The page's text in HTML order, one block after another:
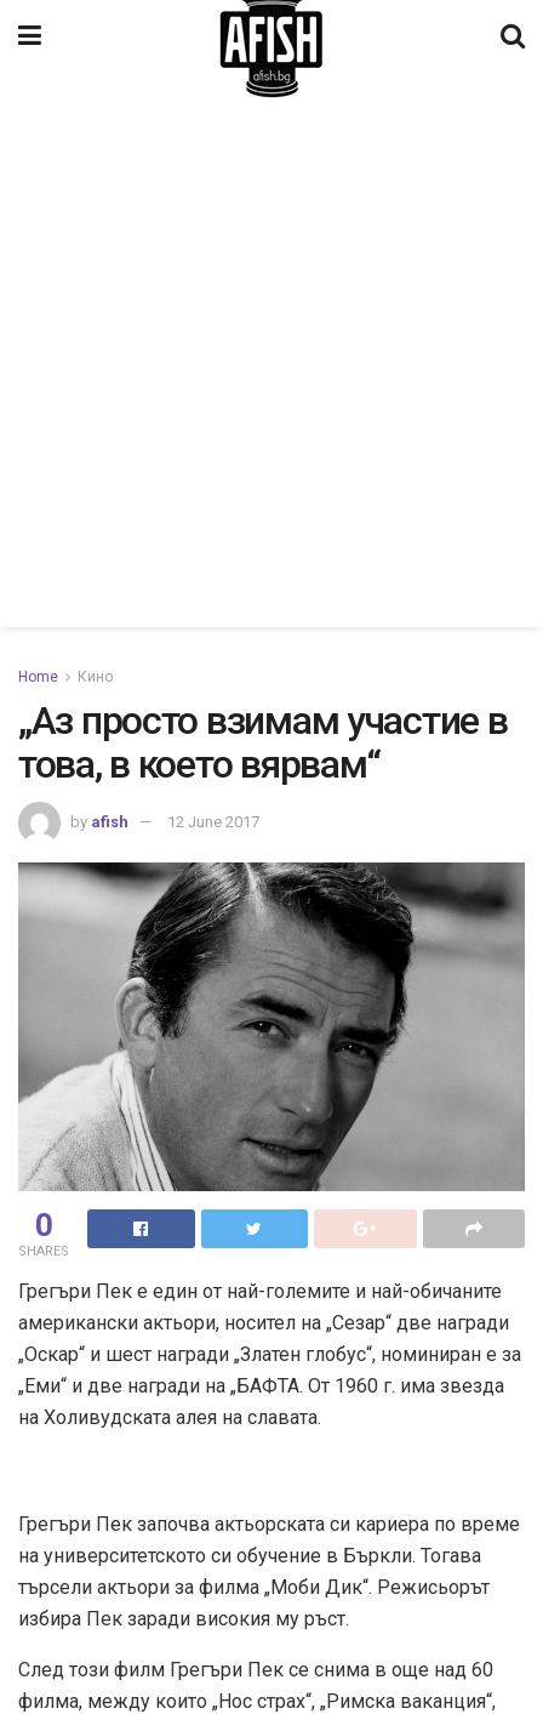
Home Кино
„Аз просто взимам участие в
това, в което вярвам“
by afish 12 June 2017
0
SHARES
Грегъри Пек е един от най-големите и най-обичаните
американски актьори, носител на „Сезар“ две награди
„Оскар“ и шест награди „Златен глобус“, номиниран е за
„Еми“ и две награди на „БАФТА. От 1960 г. има звезда
на Холивудската алея на славата.
Грегъри Пек започва актьорската си кариера по време
на университетското си обучение в Бъркли. Тогава
търсели актьори за филма „Моби Дик“. Режисьорът
избира Пек заради високия му ръст.
След този филм Грегъри Пек се снима в още над 60
филма, между които „Нос страх“, „Римска ваканция“,